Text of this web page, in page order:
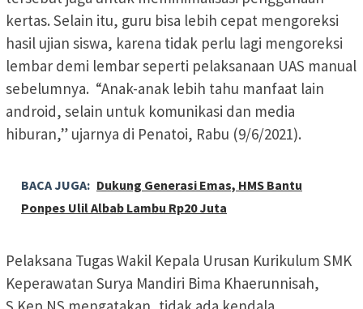
kertas. Selain itu, guru bisa lebih cepat mengoreksi
hasil ujian siswa, karena tidak perlu lagi mengoreksi
lembar demi lembar seperti pelaksanaan UAS manual
sebelumnya. “Anak-anak lebih tahu manfaat lain
android, selain untuk komunikasi dan media
hiburan,” ujarnya di Penatoi, Rabu (9/6/2021).
BACA JUGA: Dukung Generasi Emas, HMS Bantu
Ponpes Ulil Albab Lambu Rp20 Juta
Pelaksana Tugas Wakil Kepala Urusan Kurikulum SMK
Keperawatan Surya Mandiri Bima Khaerunnisah,